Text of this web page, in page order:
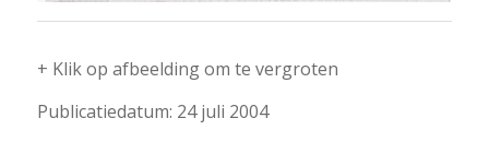
+ Klik op afbeelding om te vergroten
Publicatiedatum: 24 juli 2004